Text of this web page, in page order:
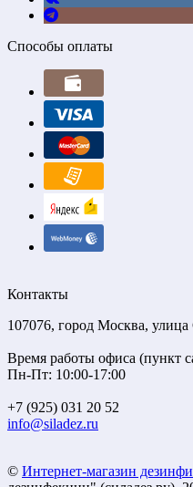
Способы оплаты
Контакты
107076, город Москва,
Время работы офиса (пункт
Пн-Пт: 10:00-17:00
+7 (925) 031 20 52
info@siladez.ru
© Интернет-магазин